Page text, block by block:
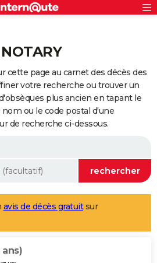
cette page au carnet des décès des
votre recherche ou trouver un
plus ancien en tapant le
ou le code postal d'une
de recherche ci-dessous.
avis de décès gratuitsur
ans)